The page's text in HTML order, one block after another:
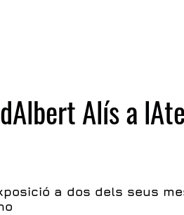
Alís a
a dos dels seus